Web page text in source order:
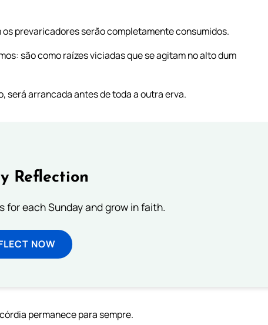
prevaricadores serão completamente consumidos.
são como raízes viciadas que se agitam no alto dum
será arrancada antes de toda a outra erva.
Reflection
each Sunday and grow in faith.
NOW
permanece para sempre.